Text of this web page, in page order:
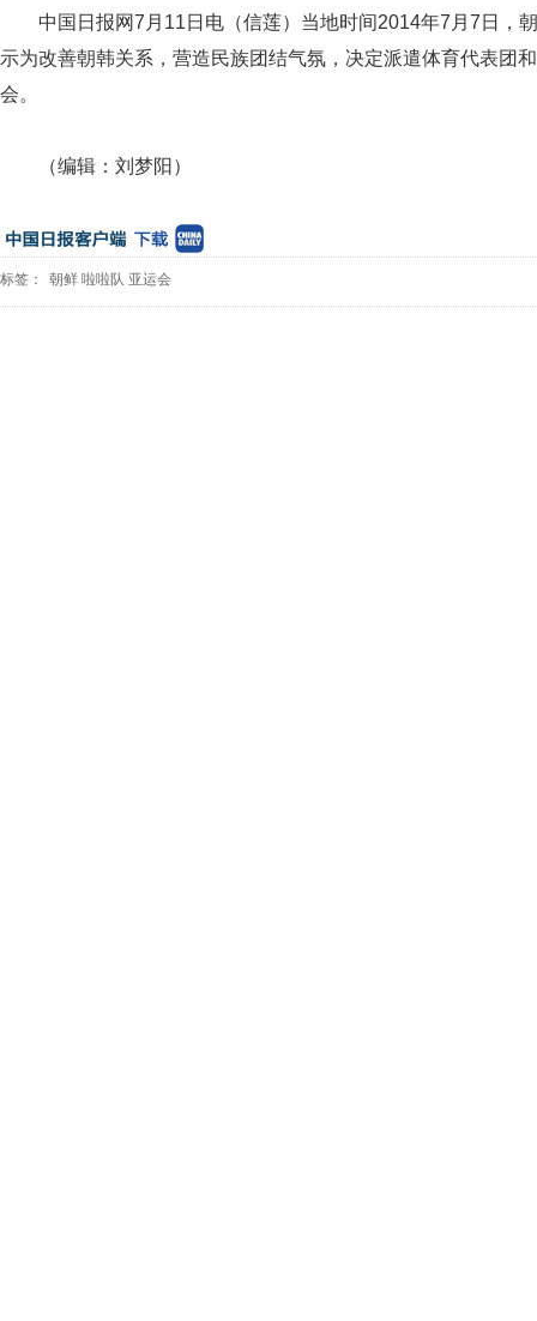
中国日报网7月11日电（信莲）当地时间2014年7月7日，
示为改善朝韩关系，营造民族团结气氛，决定派遣体育代表团和
会。
（编辑：刘梦阳）
标签： 朝鲜 啦啦队 亚运会